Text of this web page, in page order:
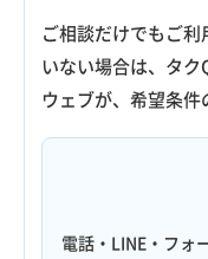
ご相談だけでもご
いない場合は、タ
ウェブが、希望条件
電話・LINE・フォ